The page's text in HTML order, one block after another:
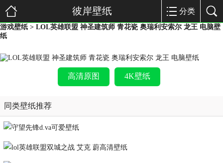
彼岸壁纸 分类
游戏壁纸 > LOL英雄联盟 神圣建筑师 青花瓷 奥瑞利安索尔 龙王 电脑壁
纸
高清原图 4K壁纸
同类壁纸推荐